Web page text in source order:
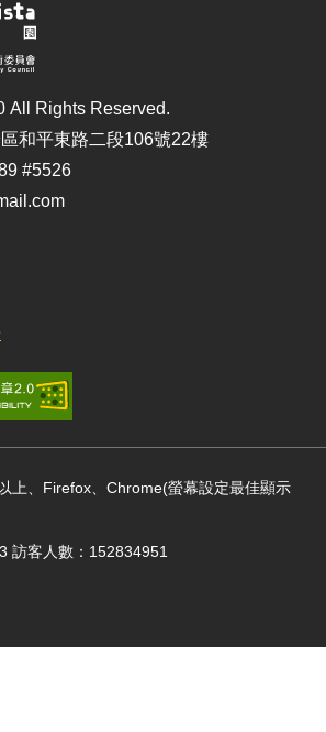
All Rights Reserved.
和平東路二段106號22樓
#5526
上、Firefox、Chrome(螢幕設定最佳顯示
訪客人數：152834951